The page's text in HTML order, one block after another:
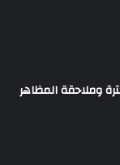
وملاحقة المظاهر